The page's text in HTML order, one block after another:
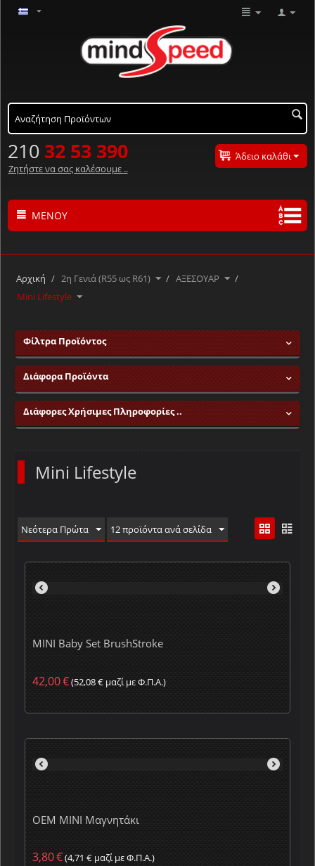
210 32 53 390
Ζητήστε να σας καλέσουμε ..
Άδειο καλάθι
ΜΕΝΟΎ
Μ
Ν Ξ Ο Π Ρ Τ
Αρχική / 2η Γενιά (R55 ως R61) / ΑΞΕΣΟΥΑΡ
/
Mini Lifestyle
Φίλτρα Προϊόντος
Διάφορα Προϊόντα
Διάφορες Χρήσιμες Πληροφορίες ..
Mini Lifestyle
Νεότερα Πρώτα 12 προϊόντα ανά σελίδα
MINI Baby Set BrushStroke
42,00€(52,08€ μαζί με Φ.Π.Α.)
OEM MINI Μαγνητάκι
3,80€(4,71 € μαζί με Φ.Π.Α.)